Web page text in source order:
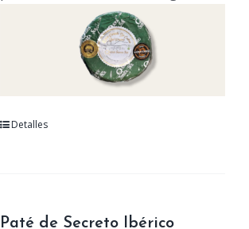
Detalles
Paté de Secreto Ibérico